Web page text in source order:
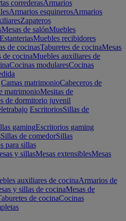
correderasArmarios
Armarios esquinerosArmarios
Zapateros
Mesas de salónMuebles
EstanteriasMuebles recibidores
de cocinasTaburetes de cocinaMesas
de cocinaMuebles auxiliares de
Cocinas modularesCocinas
Camas matrimonioCabeceros de
matrimonioMesitas de
de dormitorio juvenil
EscritoriosSillas de
gamingEscritorios gaming
Sillas de comedorSillas
para sillas
y sillasMesas extensiblesMesas
auxiliares de cocinaArmarios de
y sillas de cocinaMesas de
de cocinaCocinas